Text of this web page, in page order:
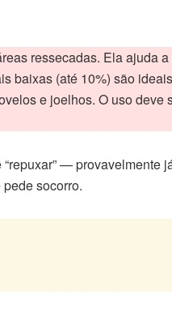
ressecadas. Ela ajuda
baixas (até 10%) são
e joelhos. O uso
— provavelmente
socorro.